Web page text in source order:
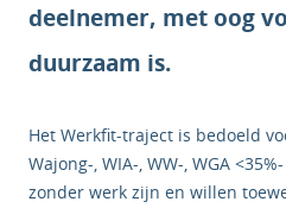
deelnemer, met oog
duurzaam is.
Het Werkfit-traject is bedoeld
Wajong-, WIA-, WW-, WGA
zonder werk zijn en willen